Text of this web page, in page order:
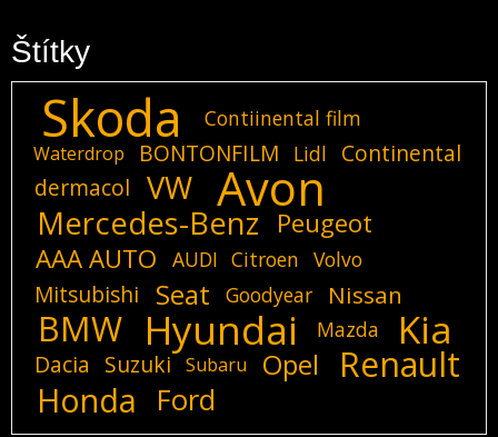
Štítky
Skoda Contiinental film
Waterdrop BONTONFILM Lidl
Continental
dermacol
VW Avon
Mercedes-Benz
Peugeot
AAA AUTO
AUDI Citroen Volvo
Mitsubishi Seat Goodyear Nissan
BMW Hyundai Mazda Kia
Dacia Suzuki Subaru Opel Renault
Honda Ford